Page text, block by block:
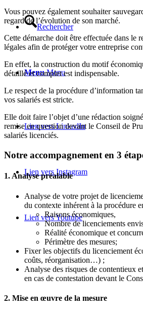
Rechercher
Menu Menu
Lien vers LinkedIn
Lien vers Instagram
Lien vers Youtube
Vous pouvez également souhaiter
regard de l’évolution de son marché.
Cette démarche doit être effectuée dans le
légales afin de protéger votre entreprise
En effet, la construction du motif
détaillé et complet est indispensable.
Le respect de la procédure d’information
vos salariés est stricte.
Elle doit faire l’objet d’une rédaction
remise en question devant le Conseil de
salariés licenciés.
Notre accompagnement en 3
1. Analyse préalable
Analyse de votre projet de
du contexte inhérent à la procédure
Raisons économiques,
Nombre de licenciements
Réalité économique et
Périmètre des mesures;
Fixer les objectifs du licenciement
coûts, réorganisation…) ;
Analyse des risques de contentieux
en cas de contestation devant le
2. Mise en œuvre de la mesure